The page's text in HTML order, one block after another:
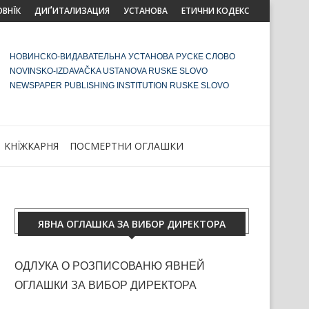
ДИҐИТАЛИЗАЦИЯ УСТАНОВА ЕТИЧНИ КОДЕКС
НОВИНСКО-ВИДАВАТЕЛЬНА УСТАНОВА РУСКЕ СЛОВО
NOVINSKO-IZDAVAČKA USTANOVA RUSKE SLOVO
NEWSPAPER PUBLISHING INSTITUTION RUSKE SLOVO
KНЇЖКАРНЯ ПОСМЕРТНИ ОГЛАШКИ
ЯВНА ОГЛАШКА ЗА ВИБОР ДИРЕКТОРА
ОДЛУКА О РОЗПИСОВАНЮ ЯВНЕЙ
ОГЛАШКИ ЗА ВИБОР ДИРЕКТОРА